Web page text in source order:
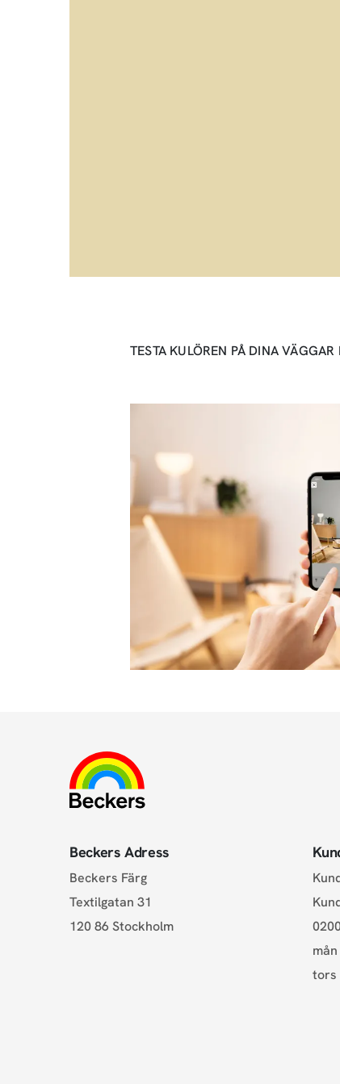
TESTA KULÖREN PÅ DINA
Beckers Adress
Beckers Färg
Textilgatan 31
120 86 Stockholm
tors